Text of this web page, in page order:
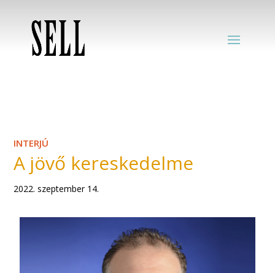
INTERJÚ
A jövő kereskedelme
2022. szeptember 14.